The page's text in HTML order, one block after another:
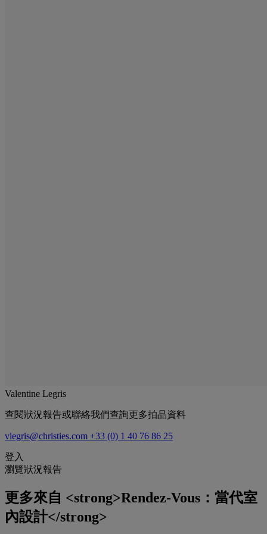
Valentine Legris
查閱狀況報告或聯絡我們查詢更多拍品資料
vlegris@christies.com +33 (0) 1 40 76 86 25
登入
瀏覽狀況報告
更多來自 <strong>Rendez-Vous：當代室
內設計</strong>